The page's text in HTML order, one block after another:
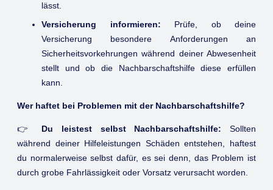
lässt.
Versicherung informieren: Prüfe, ob deine
Versicherung besondere Anforderungen an
Sicherheitsvorkehrungen während deiner Abwesenheit
stellt und ob die Nachbarschaftshilfe diese erfüllen
kann.
Wer haftet bei Problemen mit der Nachbarschaftshilfe?
👉 Du leistest selbst Nachbarschaftshilfe: Sollten
während deiner Hilfeleistungen Schäden entstehen, haftest
du normalerweise selbst dafür, es sei denn, das Problem ist
durch grobe Fahrlässigkeit oder Vorsatz verursacht worden.